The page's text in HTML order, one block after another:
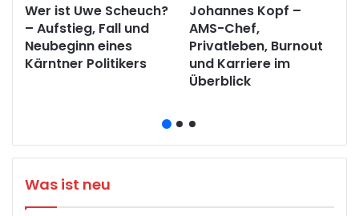
Wer ist Uwe Scheuch?
– Aufstieg, Fall und
Neubeginn eines
Kärntner Politikers
Johannes Kopf –
AMS-Chef,
Privatleben, Burnout
und Karriere im
Überblick
Was ist neu